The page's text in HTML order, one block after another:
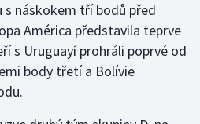
s náskokem tří bodů před
América představila teprve
s Uruguayí prohráli poprvé od
body třetí a Bolívie